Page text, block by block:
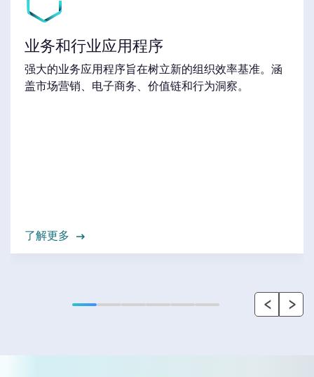
业务和行业应用程序
强大的业务应用程序旨在树立新的组织效率基准。涵
盖市场营销、电子商务、价值链和行为洞察。
了解更多
‹ ›